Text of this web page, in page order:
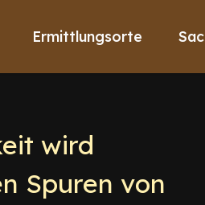
Ermittlungsorte
wird
Spuren von